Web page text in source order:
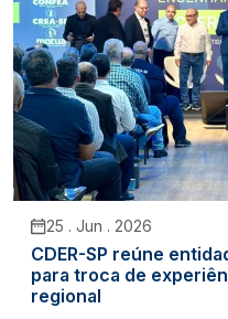
25 . Jun . 2026
CDER-SP reúne
para troca de
regional